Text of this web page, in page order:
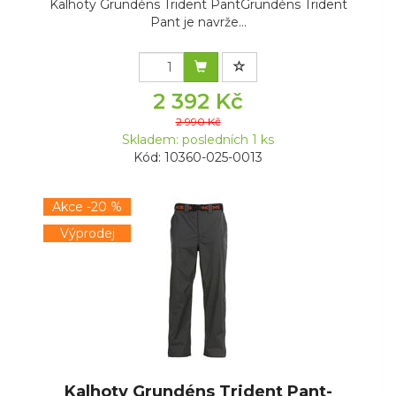
Kalhoty Grundéns Trident PantGrundéns Trident
Pant je navrže...
2 392 Kč
2 990 Kč
Skladem: posledních 1 ks
Kód: 10360-025-0013
Akce -20 %
Výprodej
Kalhoty Grundéns Trident Pant-